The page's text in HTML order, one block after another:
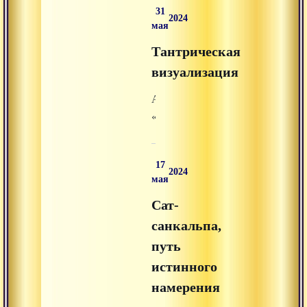
раздела
на
Advayta.org.
31
мая
2024
Тантрическая
визуализация
Аудиолекция
«Тантрическая
раздела
на
Advayta.org.
17
мая
2024
Сат-
санкальпа,
путь
истинного
намерения